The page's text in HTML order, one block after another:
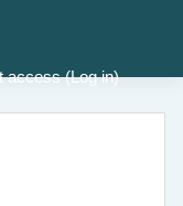
access (Log in)